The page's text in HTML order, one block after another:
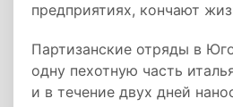
предприятиях, кончают
Партизанские отряды в
одну пехотную часть
и в течение двух дней